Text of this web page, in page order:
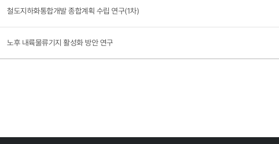
철도지하화통합개발 종합계획 수립 연구(1차)
노후 내륙물류기지 활성화 방안 연구